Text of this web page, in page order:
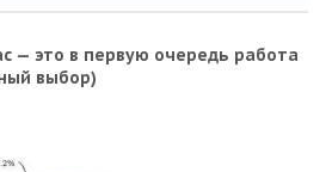
— это в первую очередь работа
выбор)